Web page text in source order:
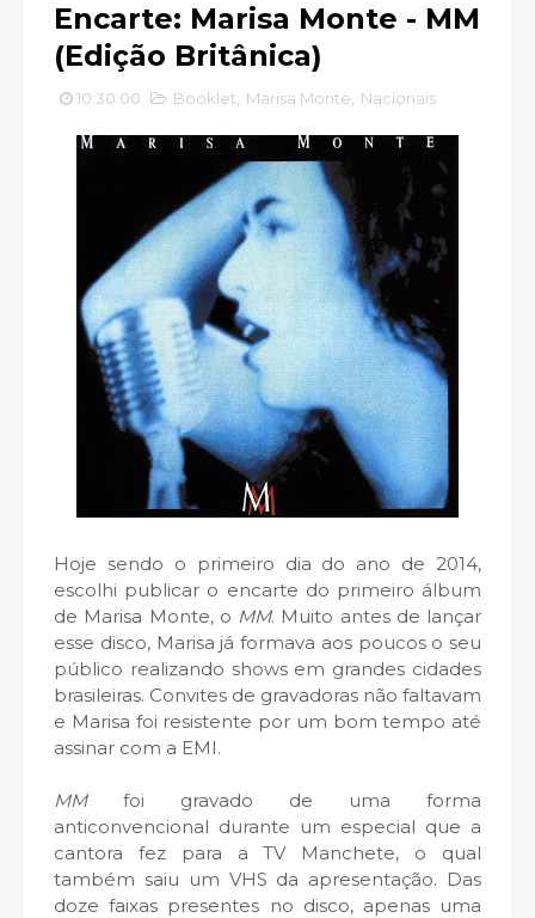
Encarte: Marisa Monte - MM
(Edição Britânica)
10:30:00 Booklet Marisa Monte Nacionais
Hoje sendo o primeiro dia do ano de 2014,
escolhi publicar o encarte do primeiro álbum
de Marisa Monte, o MM. Muito antes de lançar
esse disco, Marisa já formava aos poucos o seu
público realizando shows em grandes cidades
brasileiras. Convites de gravadoras não faltavam
e Marisa foi resistente por um bom tempo até
assinar com a EMI.
MMfoi gravado de uma forma
anticonvencional durante um especial que a
cantora fez para a TV Manchete, o qual
também saiu um VHS da apresentação. Das
doze faixas presentes no disco, apenas uma